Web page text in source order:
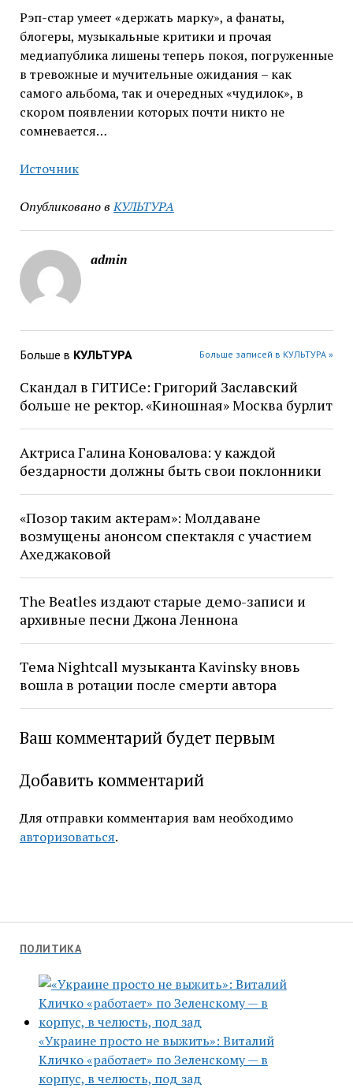
ПОЛИТИКА
«Украине просто не выжить»: Виталий
Кличко «работает» по Зеленскому — в
корпус, в челюсть, под зад
Рэп-стар умеет «держать марку», а фанаты,
блогеры, музыкальные критики и прочая
медиапублика лишены теперь покоя, погруженные
в тревожные и мучительные ожидания – как
самого альбома, так и очередных «чудилок», в
скором появлении которых почти никто не
сомневается…
Источник
Опубликовано в КУЛЬТУРА
admin
Больше в КУЛЬТУРА Больше записей в КУЛЬТУРА »
Скандал в ГИТИСе: Григорий Заславский
больше не ректор. «Киношная» Москва бурлит
Актриса Галина Коновалова: у каждой
бездарности должны быть свои поклонники
«Позор таким актерам»: Молдаване
возмущены анонсом спектакля с участием
Ахеджаковой
The Beatles издают старые демо-записи и
архивные песни Джона Леннона
Тема Nightcall музыканта Kavinsky вновь
вошла в ротации после смерти автора
Ваш комментарий будет первым
Добавить комментарий
Для отправки комментария вам необходимо
авторизоваться.